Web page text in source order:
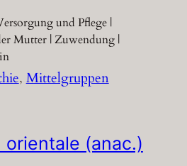
und Pflege |
Mutter | Zuwendung |
, Mittelgruppen
orientale (anac.)